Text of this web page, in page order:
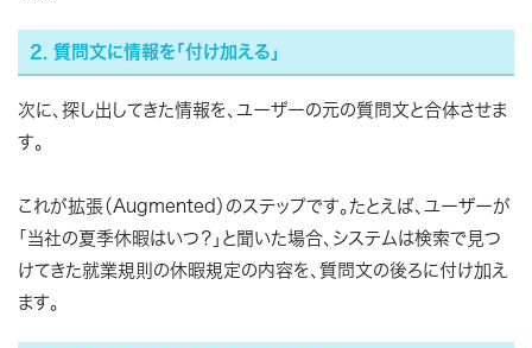
2. 質問文に情報を「付け加える」
次に、探し出してきた情報を、ユーザーの元の質問文と合体させま
す。
これが拡張（Augmented）のステップです。たとえば、ユーザーが
「当社の夏季休暇はいつ？」と聞いた場合、システムは検索で見つ
けてきた就業規則の休暇規定の内容を、質問文の後ろに付け加え
ます。